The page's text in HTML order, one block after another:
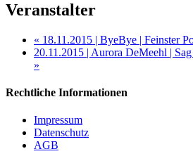
Veranstalter
« 18.11.2015 | ByeBye | Feinster
20.11.2015 | Aurora DeMeehl |
»
Rechtliche Informationen
Impressum
Datenschutz
AGB